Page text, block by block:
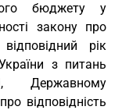
бюджету у
закону про
рік
з питань
Державному
відповідність